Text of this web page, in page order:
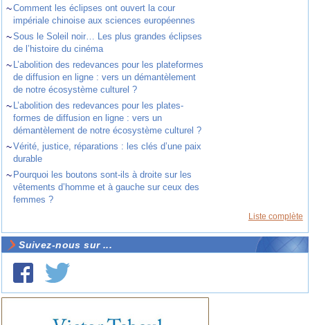
~Comment les éclipses ont ouvert la cour
impériale chinoise aux sciences européennes
~Sous le Soleil noir… Les plus grandes éclipses
de l’histoire du cinéma
~ L’abolition des redevances pour les plateformes
de diffusion en ligne : vers un démantèlement
de notre écosystème culturel ?
~ L’abolition des redevances pour les plates-
formes de diffusion en ligne : vers un
démantèlement de notre écosystème culturel ?
~Vérité, justice, réparations : les clés d’une paix
durable
~ Pourquoi les boutons sont-ils à droite sur les
vêtements d’homme et à gauche sur ceux des
femmes ?
Liste complète
Suivez-nous sur ...